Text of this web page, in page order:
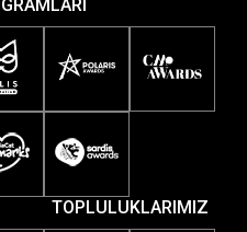
TOPLULUKLARIMIZ